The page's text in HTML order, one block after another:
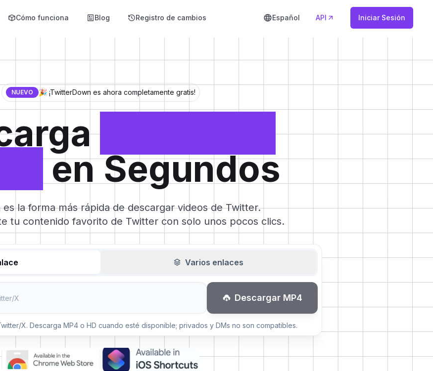
Cómo funciona Blog Registro de cambios Español API Iniciar Sesión
NUEVO 🎉 ¡TwitterDown es ahora completamente gratis!
en Segundos
la forma más rápida de descargar videos de Twitter.
tu contenido favorito de Twitter con solo unos pocos clics.
Varios enlaces
Descargar MP4
X. Descarga MP4 o HD cuando esté disponible; privados y DMs no son compatibles.